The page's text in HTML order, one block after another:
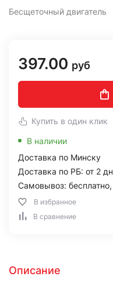
Бесщеточный двигатель
397.00 руб
Купить в один клик
В наличии
Доставка по Минску
Доставка по РБ: от 2
Самовывоз: бесплатно,
В избранное
В сравнение
Описание